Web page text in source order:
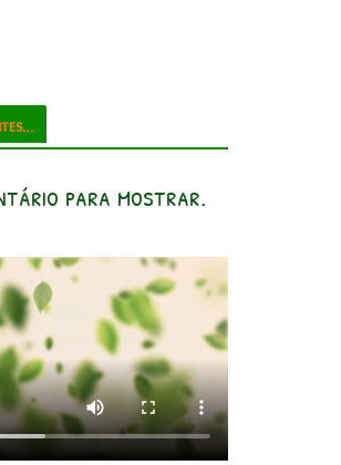
para mostrar.